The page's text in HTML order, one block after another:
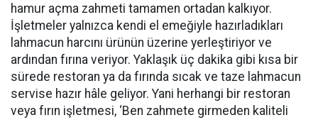
hamur açma zahmeti tamamen ortadan kalkıyor.
İşletmeler yalnızca kendi el emeğiyle hazırladıkları
lahmacun harcını ürünün üzerine yerleştiriyor ve
ardından fırına veriyor. Yaklaşık üç dakika gibi kısa bir
sürede restoran ya da fırında sıcak ve taze lahmacun
servise hazır hâle geliyor. Yani herhangi bir restoran
veya fırın işletmesi, ‘Ben zahmete girmeden kaliteli